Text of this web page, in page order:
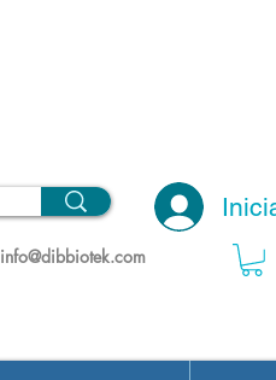
info@dibbiotek.com